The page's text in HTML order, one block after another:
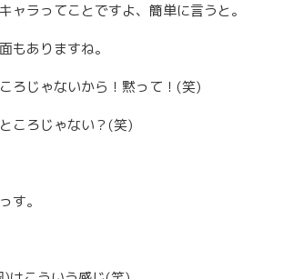
ャラってことですよ、簡単に言うと。
もありますね。
ろじゃないから！黙って！(笑)
ころじゃない？(笑)
す。